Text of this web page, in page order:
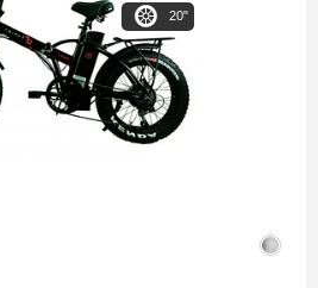
20"